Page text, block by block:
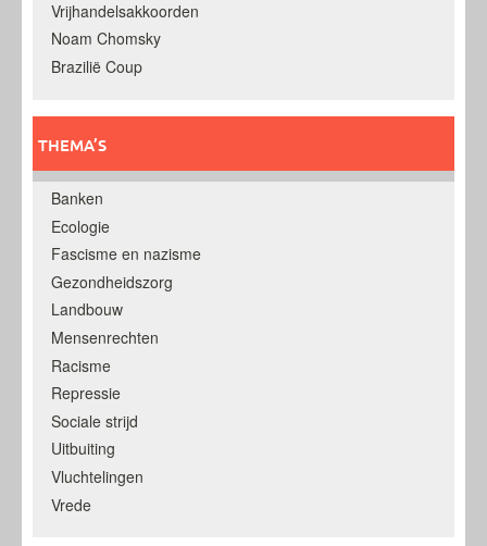
Vrijhandelsakkoorden
Noam Chomsky
Brazilië Coup
THEMA’S
Banken
Ecologie
Fascisme en nazisme
Gezondheidszorg
Landbouw
Mensenrechten
Racisme
Repressie
Sociale strijd
Uitbuiting
Vluchtelingen
Vrede